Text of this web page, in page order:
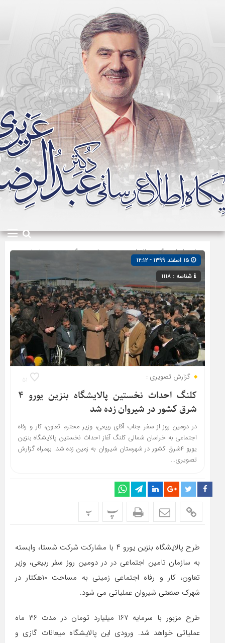
صفحه اصلی» گروه »افتتاحیه و بهره برداری»پیگیری ها»دیدارها
و بازدیدها»شیروان
شناسه : ۱۱۱۸
۵۱ گزارش تصویری :
کلنگ احداث نخستین پالایشگاه بنزین یورو ۴
شرق کشور در شیروان زده شد
در دومین روز از سفر جناب آقای ربیعی، وزیر محترم تعاون، کار و رفاه
اجتماعی به خراسان شمالی کلنگ آغاز احداث نخستین پالایشگاه بنزین
یورو ۴شرق کشور در شهرستان شیروان به زمین زده شد. بهمراه گزارش
تصویری...
پ پ
طرح پالایشگاه بنزین یورو ۴ با مشارکت شرکت شستا، وابسته
به سازمان تامین اجتماعی در در دومین روز سفر ربیعی، وزیر
تعاون، کار و رفاه اجتماعی زمینی به مساحت ۱۰هکتار در
شهرک صنعتی شیروان عملیاتی می شود.
طرح مزبور با سرمایه ۱۶۷ میلیارد تومان در مدت ۳۶ ماه
عملیاتی خواهد شد. ورودی این پالایشگاه میعانات گازی و